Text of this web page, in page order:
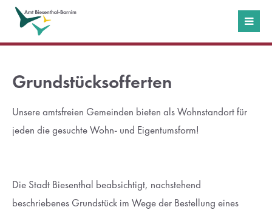
Login
Passwort
Grundstücksofferten
Unsere amtsfreien Gemeinden bieten als Wohnstandort für
jeden die gesuchte Wohn- und Eigentumsform!
Die Stadt Biesenthal beabsichtigt, nachstehend
beschriebenes Grundstück im Wege der Bestellung eines